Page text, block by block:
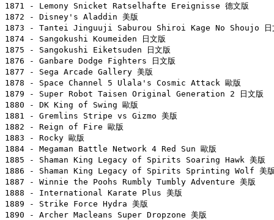
1871 - Lemony Snicket Ratselhafte Ereignisse 德文版
1872 - Disney's Aladdin 美版
1873 - Tantei Jinguuji Saburou Shiroi Kage No Shoujo 日
1874 - Sangokushi Koumeiden 日文版
1875 - Sangokushi Eiketsuden 日文版
1876 - Ganbare Dodge Fighters 日文版
1877 - Sega Arcade Gallery 美版
1878 - Space Channel 5 Ulala's Cosmic Attack 歐版
1879 - Super Robot Taisen Original Generation 2 日文版
1880 - DK King of Swing 歐版
1881 - Gremlins Stripe vs Gizmo 美版
1882 - Reign of Fire 歐版
1883 - Rocky 歐版
1884 - Megaman Battle Network 4 Red Sun 歐版
1885 - Shaman King Legacy of Spirits Soaring Hawk 美版
1886 - Shaman King Legacy of Spirits Sprinting Wolf 美
1887 - Winnie the Poohs Rumbly Tumbly Adventure 美版
1888 - International Karate Plus 美版
1889 - Strike Force Hydra 美版
1890 - Archer Macleans Super Dropzone 美版